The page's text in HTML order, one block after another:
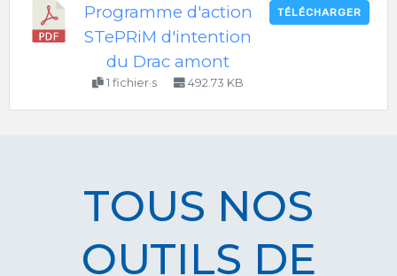
Programme d'action
STePRiM d'intention
du Drac amont
1 fichier·s 492.73 KB
TÉLÉCHARGER
TOUS NOS
OUTILS DE